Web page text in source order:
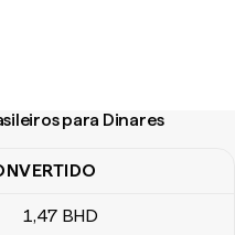
para Dinares
para Dinares bareinitas
1,47 BHD